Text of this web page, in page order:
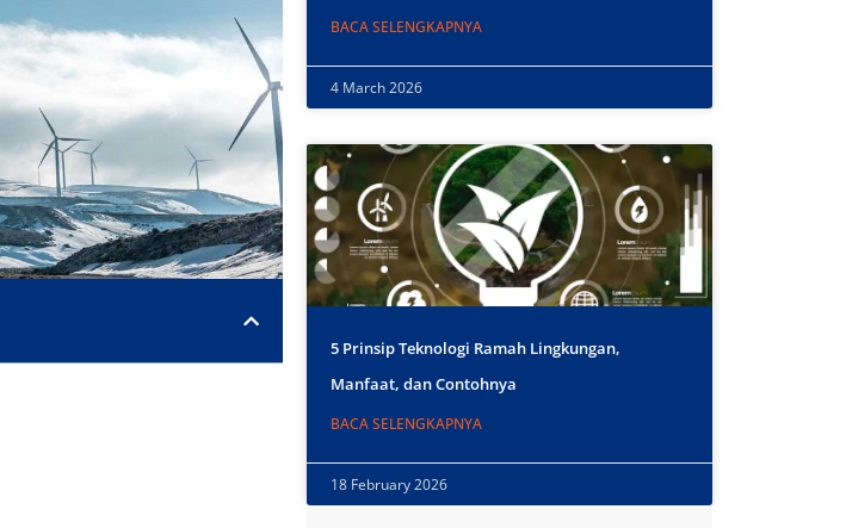
BACA SELENGKAPNYA
4 March 2026
5 Prinsip Teknologi Ramah Lingkungan,
Manfaat, dan Contohnya
BACA SELENGKAPNYA
18 February 2026